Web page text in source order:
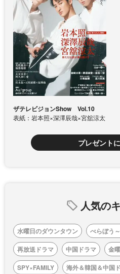
ザテレビジョンShow Vol.10
表紙：岩本照×深澤辰哉×宮舘涼太
プレゼント
人気の
水曜日のダウンタウン べらぼう
再放送ドラマ
中国ドラマ
金
SPY×FAMILY
海外＆韓国＆中国